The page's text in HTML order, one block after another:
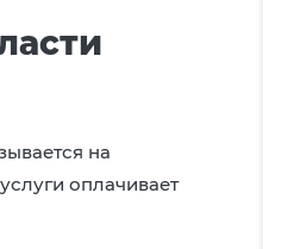
на
оплачивает